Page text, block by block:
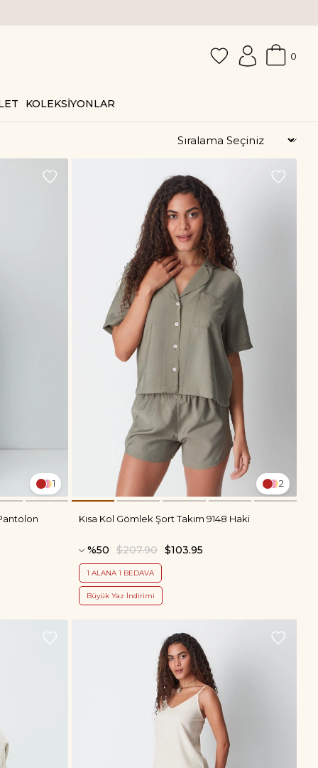
0
KOLEKSİYONLAR
1 2
Kısa Kol Gömlek Şort Takım 9148 Haki
%50 $103.95
$207.90
1 ALANA 1 BEDAVA
Büyük Yaz İndirimi